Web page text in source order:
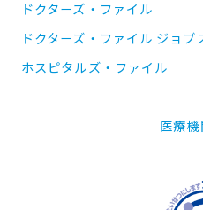
ドクターズ・ファイル
ドクターズ・ファイル ジョブ
ホスピタルズ・ファイル
医療